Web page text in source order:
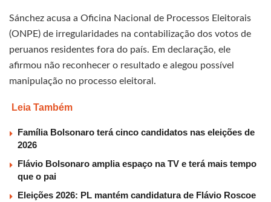
Sánchez acusa a Oficina Nacional de Processos Eleitorais
(ONPE) de irregularidades na contabilização dos votos de
peruanos residentes fora do país. Em declaração, ele
afirmou não reconhecer o resultado e alegou possível
manipulação no processo eleitoral.
Leia Também
Família Bolsonaro terá cinco candidatos nas eleições de
2026
Flávio Bolsonaro amplia espaço na TV e terá mais tempo
que o pai
Eleições 2026: PL mantém candidatura de Flávio Roscoe